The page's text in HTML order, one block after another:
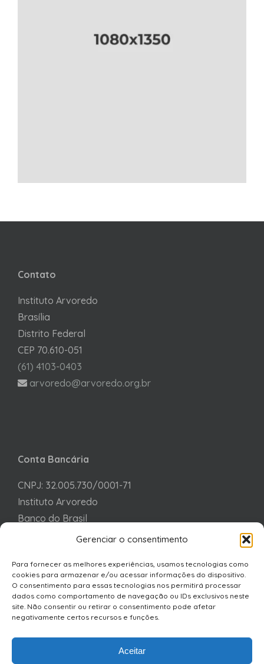
Gerenciar o consentimento
Para fornecer as melhores experiências, usamos tecnologias como
cookies para armazenar e/ou acessar informações do dispositivo.
O consentimento para essas tecnologias nos permitirá processar
dados como comportamento de navegação ou IDs exclusivos neste
site. Não consentir ou retirar o consentimento pode afetar
negativamente certos recursos e funções.
Aceitar
Contato
Instituto Arvoredo
Brasília
Distrito Federal
CEP 70.610-051
(61) 4103-0403
arvoredo@arvoredo.org.br
Conta Bancária
CNPJ: 32.005.730/0001-71
Instituto Arvoredo
Banco do Brasil
Agência 7141-2
PIX: 32005730000171